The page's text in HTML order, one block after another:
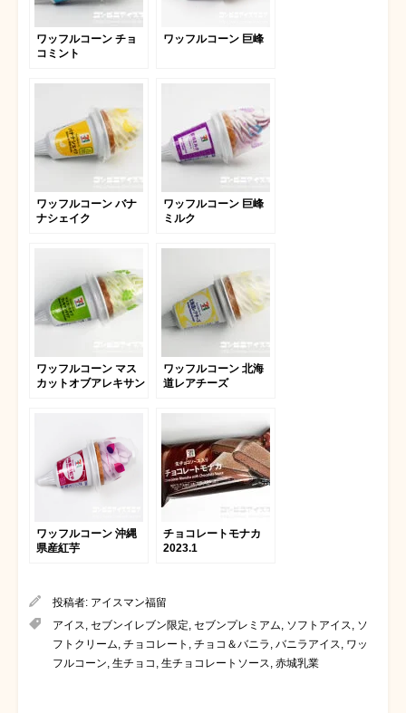
ワッフルコーン チョ
コミント
ワッフルコーン 巨峰
ワッフルコーン バナ
ナシェイク
ワッフルコーン 巨峰
ミルク
ワッフルコーン マス
カットオブアレキサン
ワッフルコーン 北海
道レアチーズ
ワッフルコーン 沖縄
県産紅芋
チョコレートモナカ
2023.1
投稿者: アイスマン福留
アイス, セブンイレブン限定, セブンプレミアム, ソフトアイス, ソ
フトクリーム, チョコレート , チョコ＆バニラ , バニラアイス, ワッ
フルコーン, 生チョコ , 生チョコレートソース, 赤城乳業